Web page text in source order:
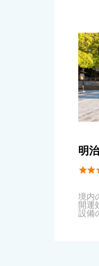
明

境内
開運
設備